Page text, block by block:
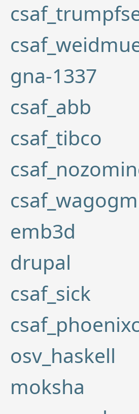
gna-1337
csaf_abb
csaf_tibco
emb3d
drupal
csaf_sick
osv_haskell
moksha